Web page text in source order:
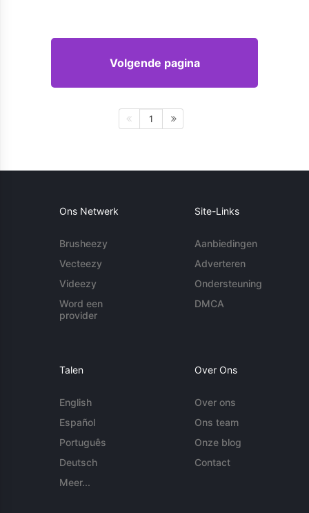
Volgende pagina
1
Ons Netwerk
Brusheezy
Vecteezy
Videezy
Word een
provider
Site-Links
Aanbiedingen
Adverteren
Ondersteuning
DMCA
Talen
English
Español
Português
Deutsch
Meer...
Over Ons
Over ons
Ons team
Onze blog
Contact